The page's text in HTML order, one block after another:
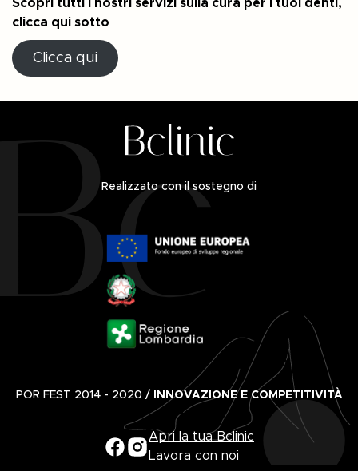
Scopri tutti i nostri servizi sulla cura per i tuoi denti,
clicca qui sotto
Clicca qui
Realizzato con il sostegno di
POR FEST 2014 - 2020 / INNOVAZIONE E COMPETITIVITÀ
Apri la tua Bclinic
Lavora con noi